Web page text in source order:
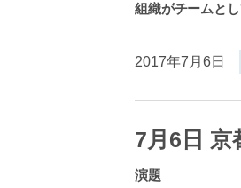
組織がチームと
2017年7月6日
7月6日 京
演題